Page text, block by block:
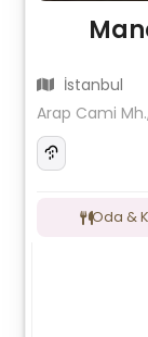
İstanbul
Arap Cami
Oda &